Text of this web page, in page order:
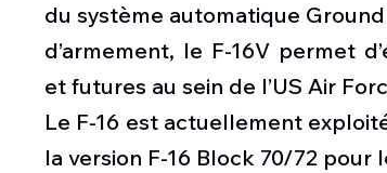
du système automatique
d’armement, le F-16V permet
et futures au sein de l’US Air
Le F-16 est actuellement
la version F-16 Block 70/72 pour